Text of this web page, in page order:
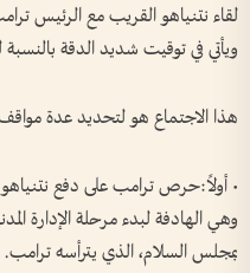
لقاء نتنياهو القريب مع الرئيس
ويأتي في توقيت شديد الدقة
هذا الاجتماع هو لتحديد عدة
• أولاً:حرص ترامب على دفع نتنياهو
وهي الهادفة لبدء مرحلة الإدارة
بمجلس السلام، الذي يترأسه ترامب.